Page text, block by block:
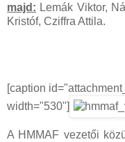
majd: Lemák Viktor,
Kristóf, Cziffra Attila.
[caption
width="530"]
A HMMAF vezetői